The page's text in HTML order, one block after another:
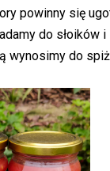
powinny się
do słoików i
wynosimy do